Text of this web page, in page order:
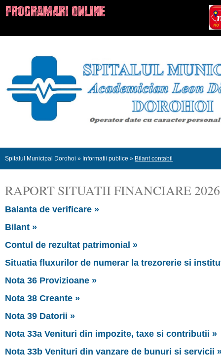
Spitalul Municipal Dorohoi » Informatii publice » Bilant contabil
RAPORT SITUATII FINANCIARE 2026
Balanta de verificare »
Bilant »
Contul de rezultat patrimonial »
Situatia fluxurilor de numerar la trezorerie si
Nota 36 Provizioane »
Nota 38 Creante »
Nota 39 Datorii »
Nota 33a Venituri din impozite, taxe si contributii »
Nota 33b Venituri din vanzare de bunuri si servicii